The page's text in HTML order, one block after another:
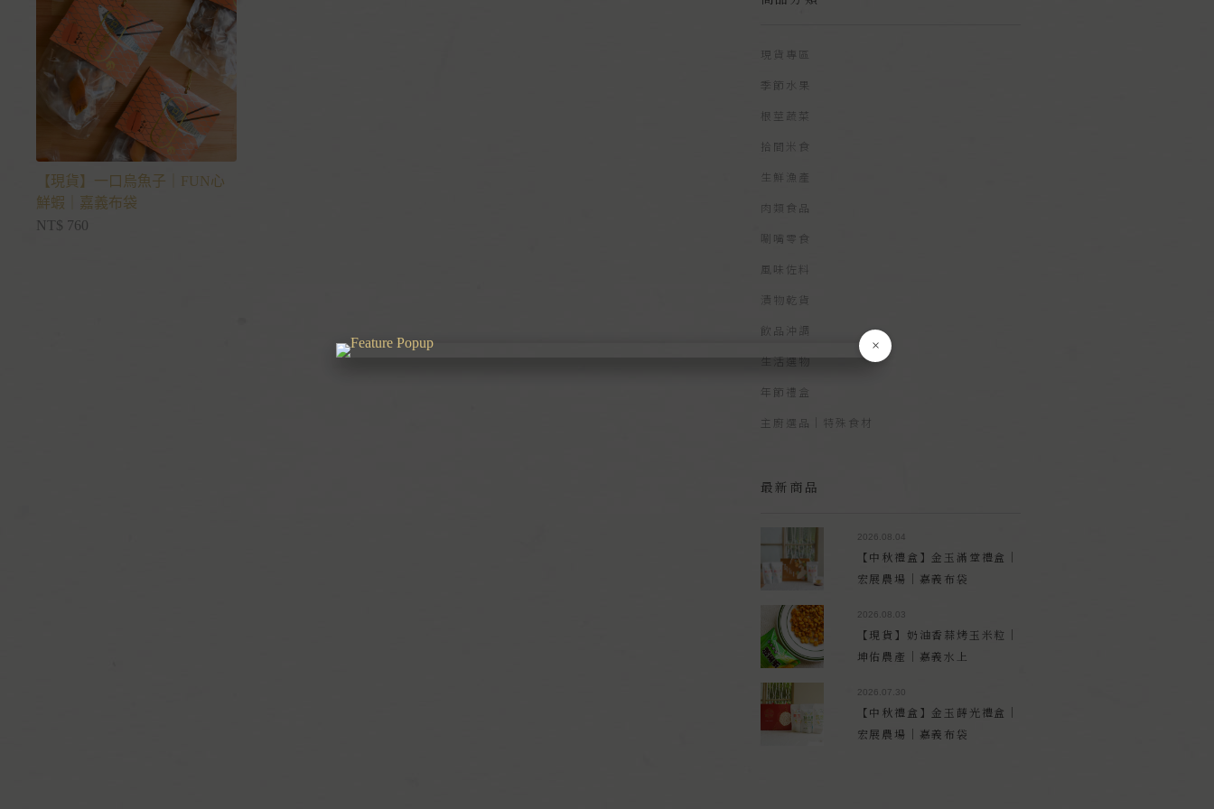
【現貨】一口烏魚子｜FUN心
鮮蝦｜嘉義布袋
NT$ 760
現貨專區
季節水果
根莖蔬菜
拾間米食
生鮮漁產
肉類食品
唰嘴零食
風味佐料
漬物乾貨
飲品沖調
生活選物
年節禮盒
主廚選品｜特殊食材
最新商品
2026.08.04
【中秋禮盒】金玉滿堂禮盒｜
宏展農場｜嘉義布袋
2026.08.03
【現貨】奶油香蒜烤玉米粒｜
坤佑農產｜嘉義水上
2026.07.30
【中秋禮盒】金玉蒔光禮盒｜
宏展農場｜嘉義布袋
×